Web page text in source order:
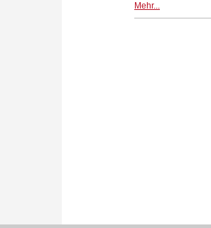
Mehr...